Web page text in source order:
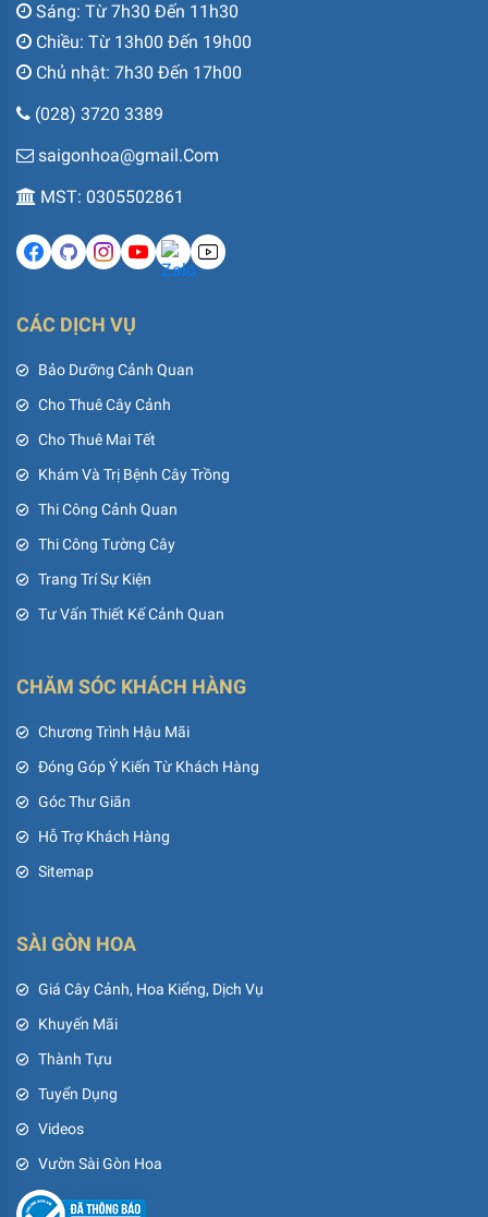
Sáng: Từ 7h30 Đến 11h30
Chiều: Từ 13h00 Đến 19h00
Chủ nhật: 7h30 Đến 17h00
(028) 3720 3389
saigonhoa@gmail.Com
MST: 0305502861
CÁC DỊCH VỤ
Bảo Dưỡng Cảnh Quan
Cho Thuê Cây Cảnh
Cho Thuê Mai Tết
Khám Và Trị Bệnh Cây Trồng
Thi Công Cảnh Quan
Thi Công Tường Cây
Trang Trí Sự Kiện
Tư Vấn Thiết Kế Cảnh Quan
CHĂM SÓC KHÁCH HÀNG
Chương Trình Hậu Mãi
Đóng Góp Ý Kiến Từ Khách Hàng
Góc Thư Giãn
Hỗ Trợ Khách Hàng
Sitemap
SÀI GÒN HOA
Giá Cây Cảnh, Hoa Kiểng, Dịch Vụ
Khuyến Mãi
Thành Tựu
Tuyển Dụng
Videos
Vườn Sài Gòn Hoa